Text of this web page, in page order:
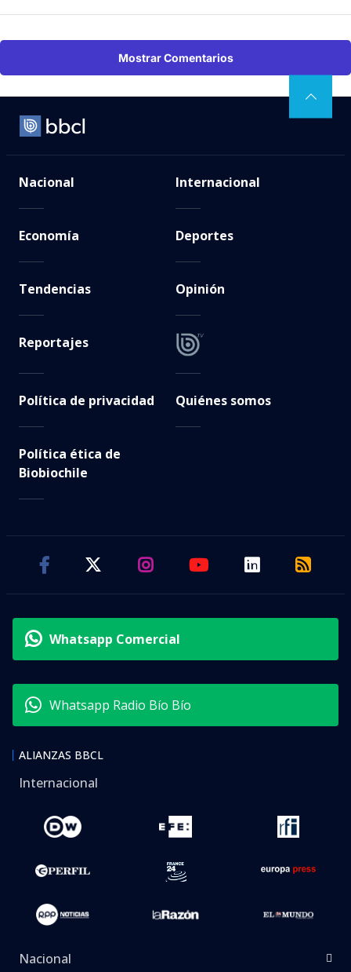
Mostrar Comentarios
Nacional Internacional
Economía Deportes
Tendencias Opinión
Reportajes
Política de privacidad Quiénes somos
Política ética de
Biobiochile
Whatsapp Comercial
Whatsapp Radio Bío Bío
ALIANZAS BBCL
Internacional
Nacional